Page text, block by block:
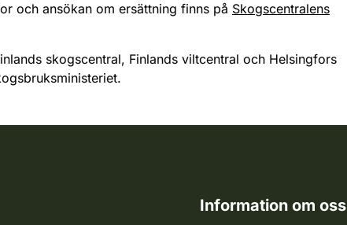
och ansökan om ersättning finns på Skogscentralens
skogscentral, Finlands viltcentral och Helsingfors
Information om oss